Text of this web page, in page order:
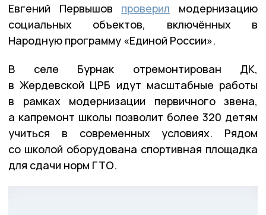
Евгений Первышов проверил модернизацию
социальных объектов, включённых в
Народную программу «Единой России».
В селе Бурнак отремонтирован ДК,
в Жердевской ЦРБ идут масштабные работы
в рамках модернизации первичного звена,
а капремонт школы позволит более 320 детям
учиться в современных условиях. Рядом
со школой оборудована спортивная площадка
для сдачи норм ГТО.